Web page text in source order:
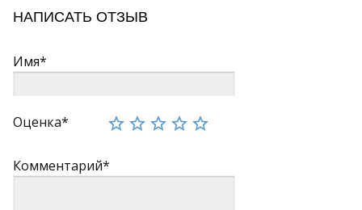
НАПИСАТЬ ОТЗЫВ
Имя*
Оценка*
Комментарий*